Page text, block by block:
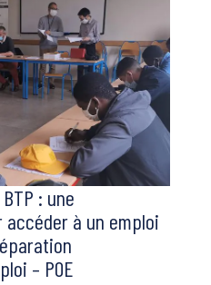
: une
à un emploi
– POE